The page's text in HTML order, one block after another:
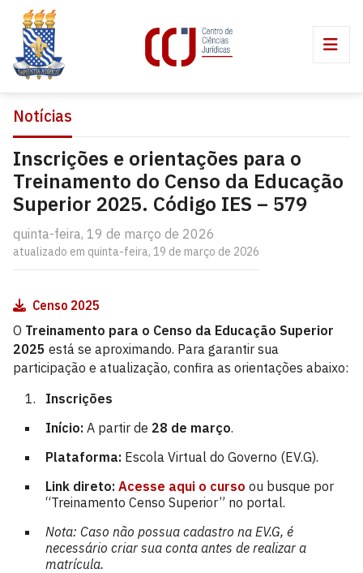
Notícias
Inscrições e orientações para o
Treinamento do Censo da Educação
Superior 2025. Código IES – 579
quinta-feira, 19 de março de 2026
atualizado em quinta-feira, 19 de março de 2026
Censo 2025
O Treinamento para o Censo da Educação Superior
2025 está se aproximando. Para garantir sua
participação e atualização, confira as orientações abaixo:
Inscrições
Início: A partir de 28 de março.
Plataforma: Escola Virtual do Governo (EV.G).
Link direto: Acesse aqui o curso ou busque por
“Treinamento Censo Superior” no portal.
Nota: Caso não possua cadastro na EV.G, é
necessário criar sua conta antes de realizar a
matrícula.